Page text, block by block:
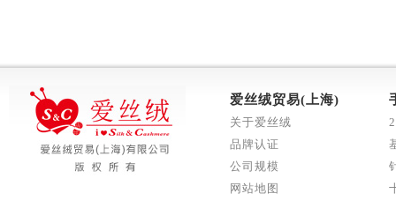
爱丝绒贸易(上海)
关于爱丝绒
品牌认证
公司规模
网站地图